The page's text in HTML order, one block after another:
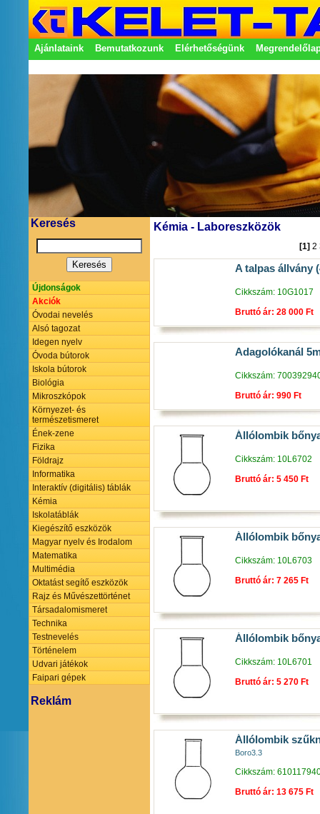
Ajánlataink Bemutatkozunk Elérhetőségünk
Keresés
Újdonságok
Akciók
Óvodai nevelés
Alsó tagozat
Idegen nyelv
Óvoda bútorok
Iskola bútorok
Biológia
Mikroszkópok
Környezet- és
természetismeret
Ének-zene
Fizika
Földrajz
Informatika
Interaktív (digitális) táblák
Kémia
Iskolatáblák
Kiegészítő eszközök
Magyar nyelv és Irodalom
Matematika
Multimédia
Oktatást segítő eszközök
Rajz és Művészettörténet
Társadalomismeret
Technika
Testnevelés
Történelem
Udvari játékok
Faipari gépek
Reklám
Kémia - Laboreszközök
[1] 2
A talpas állvány
Cikkszám: 10G1017
Bruttó ár: 28 000 Ft
Adagolókanál
Cikkszám:
Bruttó ár: 990 Ft
Állólombik
Cikkszám: 10L6702
Bruttó ár: 5 450 Ft
Állólombik
Cikkszám: 10L6703
Bruttó ár: 7 265 Ft
Állólombik
Cikkszám: 10L6701
Bruttó ár: 5 270 Ft
Állólombik
Boro3.3
Cikkszám:
Bruttó ár: 13 675 Ft